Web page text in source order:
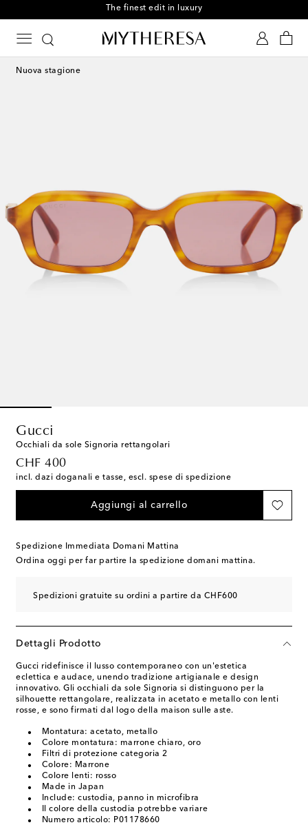
The finest edit in luxury
Nuova stagione
Gucci
Occhiali da sole Signoria rettangolari
CHF 400
original price
incl. dazi doganali e tasse, escl. spese di spedizione
Aggiungi al carrello
Spedizione Immediata Domani Mattina
Ordina oggi per far partire la spedizione domani mattina.
Spedizioni gratuite su ordini a partire da CHF600
Dettagli Prodotto
Gucci ridefinisce il lusso contemporaneo con un'estetica
eclettica e audace, unendo tradizione artigianale e design
innovativo. Gli occhiali da sole Signoria si distinguono per la
silhouette rettangolare, realizzata in acetato e metallo con lenti
rosse, e sono firmati dal logo della maison sulle aste.
Montatura: acetato, metallo
Colore montatura: marrone chiaro, oro
Filtri di protezione categoria 2
Colore: Marrone
Colore lenti: rosso
Made in Japan
Include: custodia, panno in microfibra
Il colore della custodia potrebbe variare
Numero articolo: P01178660